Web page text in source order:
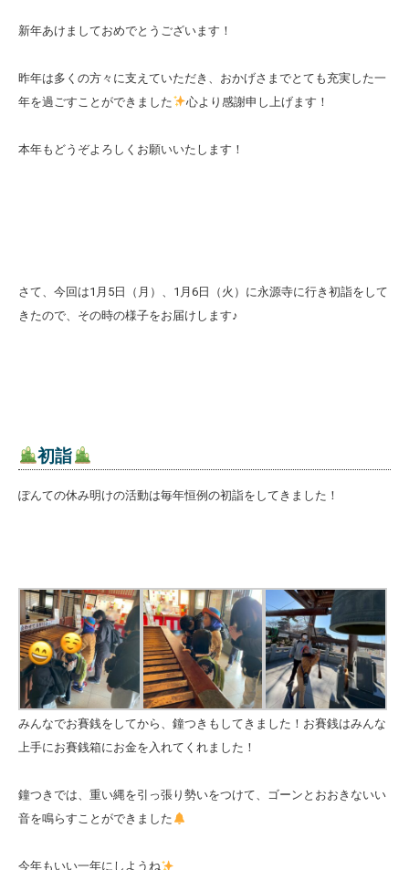
新年あけましておめでとうございます！
昨年は多くの方々に支えていただき、おかげさまでとても充実した一
年を過ごすことができました
心より感謝申し上げます！
本年もどうぞよろしくお願いいたします！
さて、今回は1月5日（月）、1月6日（火）に永源寺に行き初詣をして
きたので、その時の様子をお届けします♪
初詣
ぽんての休み明けの活動は毎年恒例の初詣をしてきました！
みんなでお賽銭をしてから、鐘つきもしてきました！お賽銭はみんな
上手にお賽銭箱にお金を入れてくれました！
鐘つきでは、重い縄を引っ張り勢いをつけて、ゴーンとおおきないい
音を鳴らすことができました
今年もいい一年にしようね